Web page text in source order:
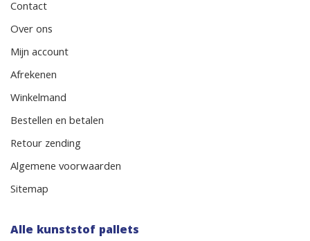
Contact
Over ons
Mijn account
Afrekenen
Winkelmand
Bestellen en betalen
Retour zending
Algemene voorwaarden
Sitemap
Alle kunststof pallets